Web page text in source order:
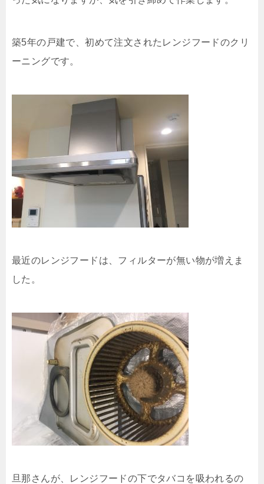
築5年の戸建で、初めて注文されたレンジフードのクリ
ーニングです。
最近のレンジフードは、フィルターが無い物が増えま
した。
旦那さんが、レンジフードの下でタバコを吸われるの